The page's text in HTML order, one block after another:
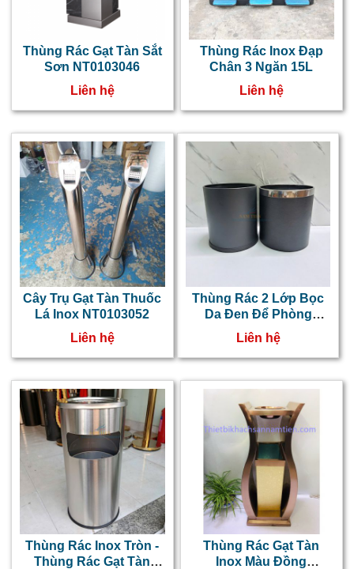
Thùng Rác Gạt Tàn Sắt
Sơn NT0103046
Liên hệ
Thùng Rác Inox Đạp
Chân 3 Ngăn 15L
Liên hệ
Cây Trụ Gạt Tàn Thuốc
Lá Inox NT0103052
Liên hệ
Thùng Rác 2 Lớp Bọc
Da Đen Để Phòng
Khách Sạn, Văn Phòng
Dạng Tròn
Liên hệ
Thùng Rác Inox Tròn -
Thùng Rác Gạt Tàn
Thùng Rác Gạt Tàn
Inox Màu Đồng